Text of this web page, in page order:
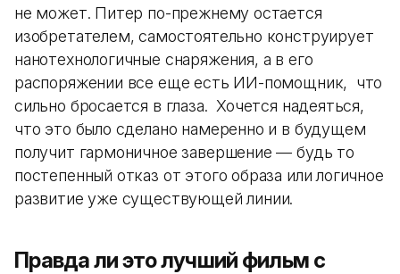
не может. Питер по-прежнему остается
изобретателем, самостоятельно конструирует
нанотехнологичные снаряжения, а в его
распоряжении все еще есть ИИ-помощник, что
сильно бросается в глаза. Хочется надеяться,
что это было сделано намеренно и в будущем
получит гармоничное завершение — будь то
постепенный отказ от этого образа или логичное
развитие уже существующей линии.
Правда ли это лучший фильм с